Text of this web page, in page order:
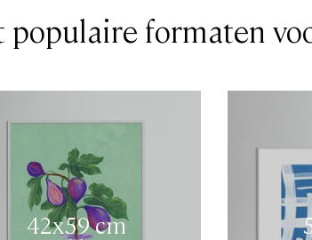
populaire formaten
42x59 cm